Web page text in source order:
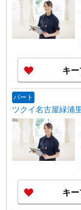
キ
パート
ツクイ名古屋緑浦
キ